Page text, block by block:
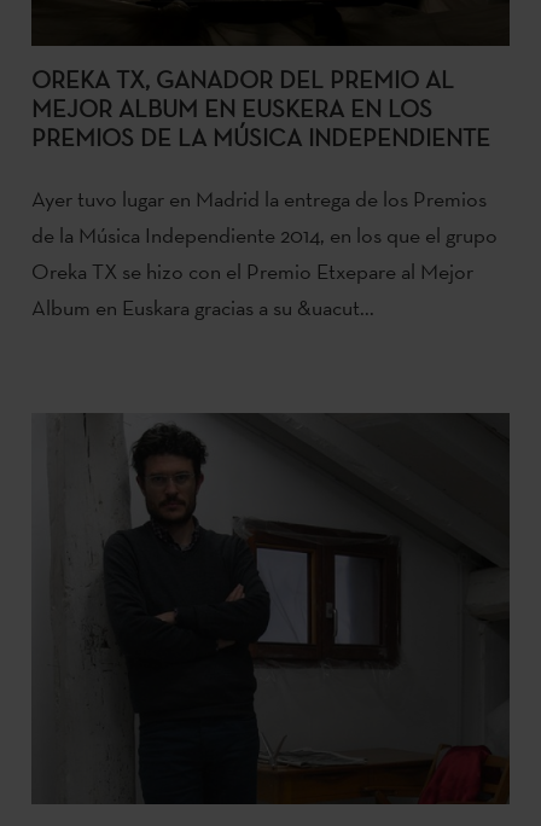
OREKA TX, GANADOR DEL PREMIO AL
MEJOR ALBUM EN EUSKERA EN LOS
PREMIOS DE LA MÚSICA INDEPENDIENTE
Ayer tuvo lugar en Madrid la entrega de los Premios
de la Música Independiente 2014, en los que el grupo
Oreka TX se hizo con el Premio Etxepare al Mejor
Album en Euskara gracias a su &uacut...